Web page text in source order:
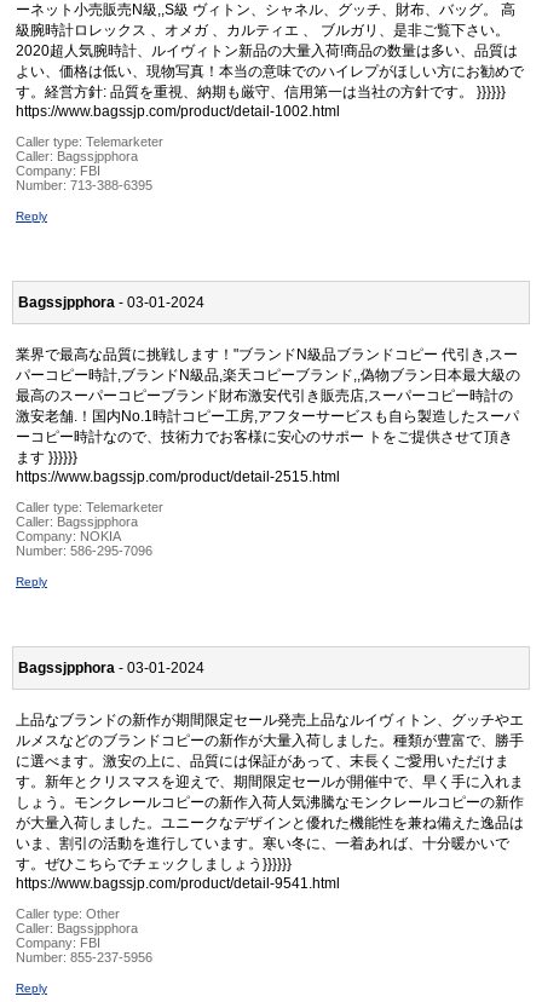
ーネット小売販売N級,,S級 ヴィトン、シャネル、グッチ、財布、バッグ。 高
級腕時計ロレックス 、オメガ 、カルティエ 、 ブルガリ、是非ご覧下さい。
2020超人気腕時計、ルイヴィトン新品の大量入荷!商品の数量は多い、品質は
よい、価格は低い、現物写真！本当の意味でのハイレプがほしい方にお勧めで
す。経営方針: 品質を重視、納期も厳守、信用第一は当社の方針です。 }}}}}}
https://www.bagssjp.com/product/detail-1002.html
Caller type: Telemarketer
Caller: Bagssjpphora
Company: FBI
Number: 713-388-6395
Reply
Bagssjpphora - 03-01-2024
業界で最高な品質に挑戦します！"ブランドN級品ブランドコピー 代引き,スー
パーコピー時計,ブランドN級品,楽天コピーブランド,,偽物ブラン日本最大級の
最高のスーパーコピーブランド財布激安代引き販売店,スーパーコピー時計の
激安老舗.！国内No.1時計コピー工房,アフターサービスも自ら製造したスーパ
ーコピー時計なので、技術力でお客様に安心のサポー トをご提供させて頂き
ます }}}}}}
https://www.bagssjp.com/product/detail-2515.html
Caller type: Telemarketer
Caller: Bagssjpphora
Company: NOKIA
Number: 586-295-7096
Reply
Bagssjpphora - 03-01-2024
上品なブランドの新作が期間限定セール発売上品なルイヴィトン、グッチやエ
ルメスなどのブランドコピーの新作が大量入荷しました。種類が豊富で、勝手
に選べます。激安の上に、品質には保証があって、末長くご愛用いただけま
す。新年とクリスマスを迎えで、期間限定セールが開催中で、早く手に入れま
しょう。モンクレールコピーの新作入荷人気沸騰なモンクレールコピーの新作
が大量入荷しました。ユニークなデザインと優れた機能性を兼ね備えた逸品は
いま、割引の活動を進行しています。寒い冬に、一着あれば、十分暖かいで
す。ぜひこちらでチェックしましょう}}}}}}
https://www.bagssjp.com/product/detail-9541.html
Caller type: Other
Caller: Bagssjpphora
Company: FBI
Number: 855-237-5956
Reply